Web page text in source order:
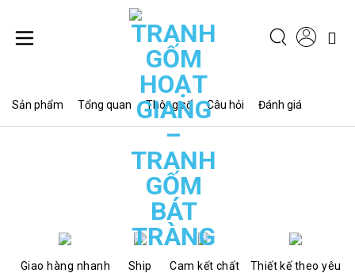
đến
nội
Sản phẩm Tổng quan Thông số Câu hỏi Đánh giá
Giao hàng nhanh
Ship
Cam kết chất
Thiết kế theo yêu